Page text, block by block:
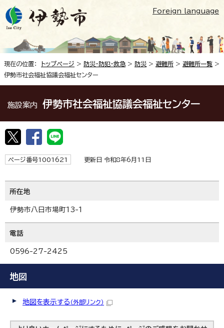
Foreign language
現在の位置： トップページ > 防災・防犯・救急 > 防災 > 避難所 > 避難所一覧 >
伊勢市社会福祉協議会福祉センター
施設案内 伊勢市社会福祉協議会福祉センター
ページ番号1001621 更新日 令和8年6月11日
所在地
伊勢市八日市場町13-1
電話
0596-27-2425
地図
地図を表示する （外部リンク）